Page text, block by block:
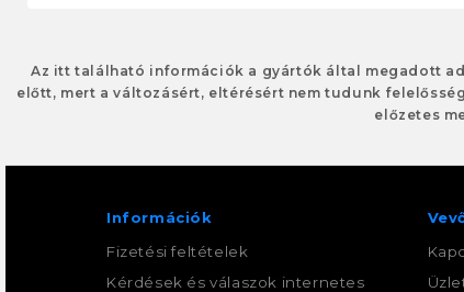
Az itt található információk a gyártók által megadott
előtt, mert a változásért, eltérésért nem tudunk
előzetes
Információk
Fizetési feltételek
Kérdések és válaszok internetes